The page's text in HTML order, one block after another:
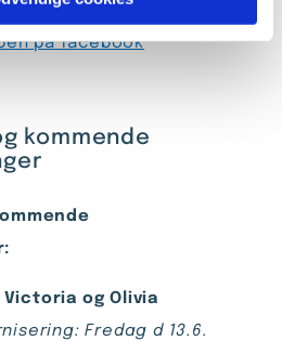
på facebook
kommende
Victoria og Olivia
Fredag d 13.6.